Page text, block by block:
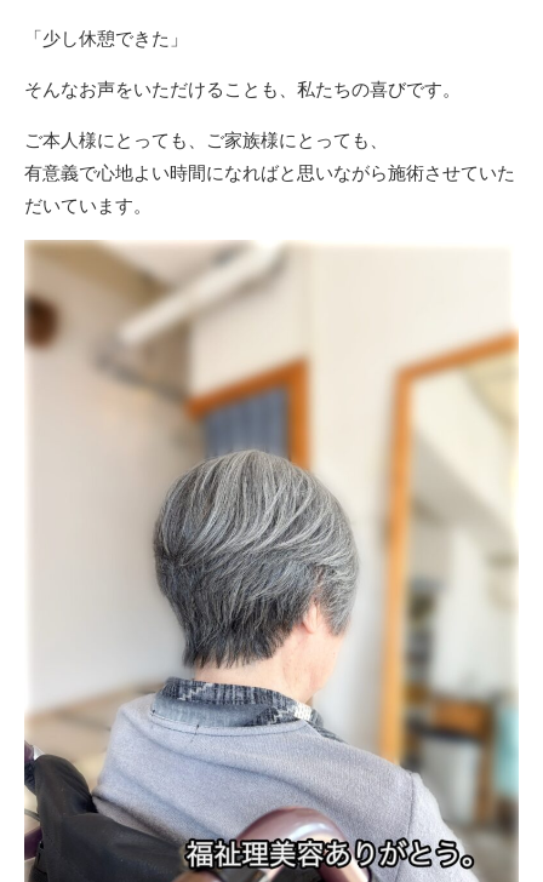
「少し休憩できた」
そんなお声をいただけることも、私たちの喜びです。
ご本人様にとっても、ご家族様にとっても、
有意義で心地よい時間になればと思いながら施術させていた
だいています。